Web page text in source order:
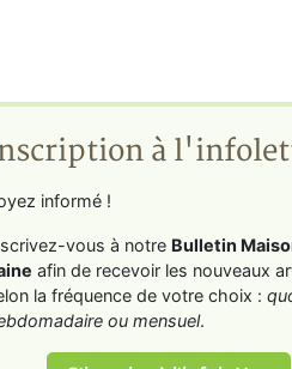
à
informé !
vous à notre Bulletin
afin de recevoir les nouveaux
la fréquence de votre choix :
ou mensuel.